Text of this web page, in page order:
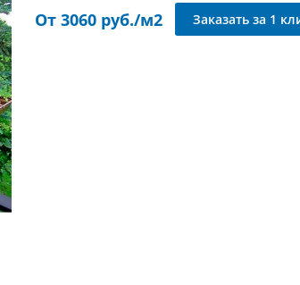
От 3060 руб./м2 Заказать за 1